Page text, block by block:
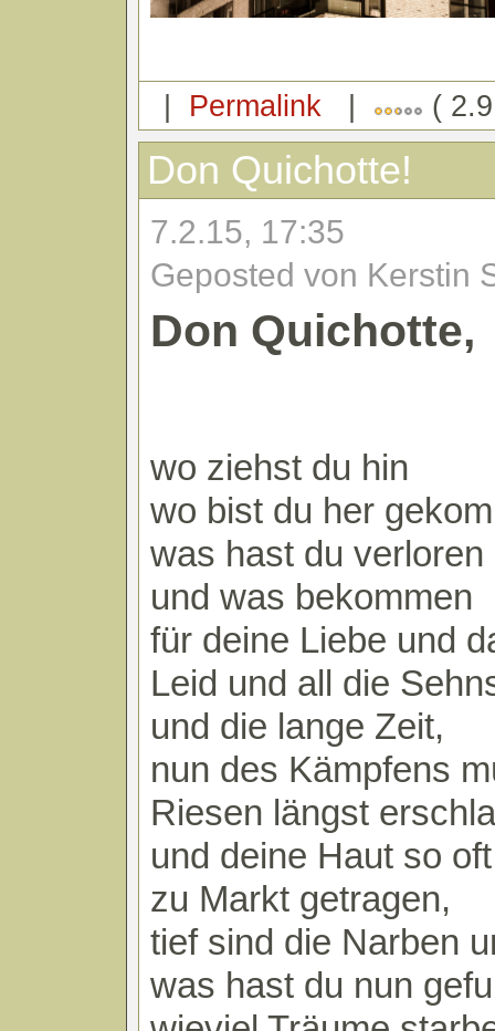
| Permalink | (
Don Quichotte!
7.2.15, 17:35
Geposted von Kerstin
Don Quichotte,
wo ziehst du hin
wo bist du her
was hast du verloren
und was bekommen
für deine Liebe und
Leid und all die
und die lange Zeit,
nun des Kämpfens
Riesen längst
und deine Haut so oft
zu Markt getragen,
tief sind die Narben
was hast du nun